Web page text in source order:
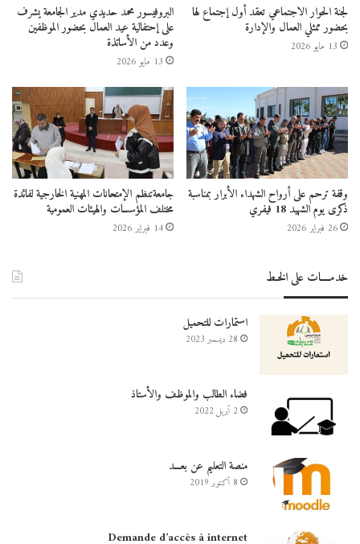
لجنة الحوار الاجتماعي تعقد أول إجتماع لها
بحضور ممثلي العمال والإدارة
13 مايو 2026
البروفيسور محمد حديدي مدير الجامعة يشرف
على إحتفالية عيد العمال بحضور الموظفين
وعدد من الأساتذة
13 مايو 2026
وقفة ترحم على أرواح الشهداء الأبرار بمناسبة
ذكرى يوم الشهيد 18 فيفري
26 فبراير 2026
جامعةتنظم الإمتحانات المهنية الخارجية لفائدة
مختلف المؤسسات والهيئات العمومية
14 فبراير 2026
خدمــــات على الخـط
استمارات للتحميل
28 ديسمبر 2023
فضاء الطالب والموظف والأستاذ
2 أبريل 2022
منصة التعليم عن بعـــد
8 أكتوبر 2019
Demande d’accès à internet